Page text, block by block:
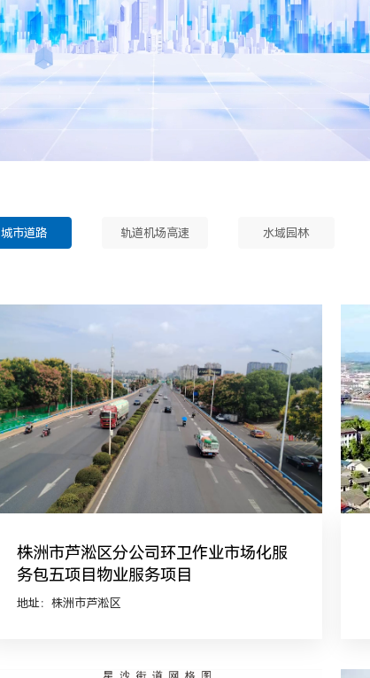
城市道路 轨道机场高速 水域园林
株洲市芦淞区分公司环卫作业市场化服
务包五项目物业服务项目
地址：株洲市芦淞区